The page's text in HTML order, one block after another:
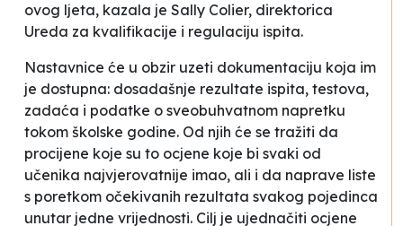
ovog ljeta, kazala je Sally Colier, direktorica
Ureda za kvalifikacije i regulaciju ispita.
Nastavnice će u obzir uzeti dokumentaciju koja im
je dostupna: dosadašnje rezultate ispita, testova,
zadaća i podatke o sveobuhvatnom napretku
tokom školske godine. Od njih će se tražiti da
procijene koje su to ocjene koje bi svaki od
učenika najvjerovatnije imao, ali i da naprave liste
s poretkom očekivanih rezultata svakog pojedinca
unutar jedne vrijednosti. Cilj je ujednačiti ocjene